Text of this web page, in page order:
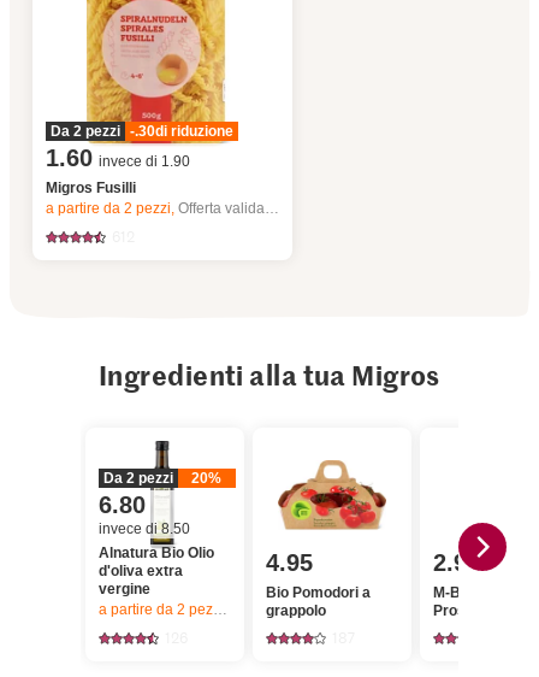
Da 2 pezzi -.30di riduzione
1.60 invece di 1.90
Migros Fusilli
a partire da 2pezzi,Offerta valida solo dal 6.8 al 12.8.2026, fino a esaurimento dello stock.
Ingredienti alla tua Migros
Da 2 pezzi 20%
6.80
invece di 8.50
Alnatura Bio Olio
d'oliva extra
vergine
a partire da 2 pezzi, Offerta valida solo dal 6.8 al 12.8.2026, fino a
4.95
Bio Pomodori a
grappolo
2.95
M-Budget
Prosciutto